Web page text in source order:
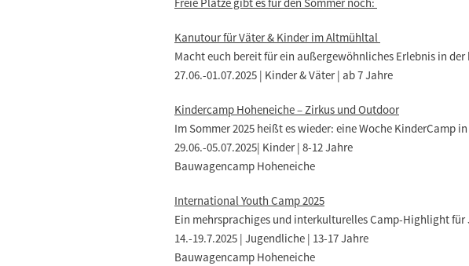
Kanutour für Väter & Kinder im Altmühltal
Macht euch bereit für ein außergewöhnliches Erlebnis in
27.06.-01.07.2025 | Kinder & Väter | ab 7 Jahre
Kindercamp Hoheneiche – Zirkus und Outdoor
Im Sommer 2025 heißt es wieder: eine Woche KinderCamp
29.06.-05.07.2025| Kinder | 8-12 Jahre
Bauwagencamp Hoheneiche
International Youth Camp 2025
Ein mehrsprachiges und interkulturelles Camp-Highlight für
14.-19.7.2025 | Jugendliche | 13-17 Jahre
Bauwagencamp Hoheneiche